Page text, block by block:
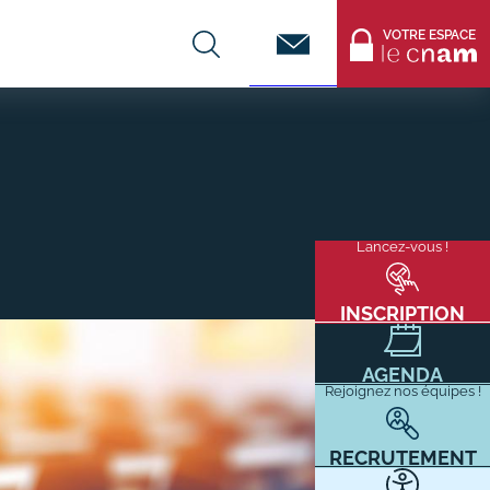
Menu
flottant
Lancez-vous !
INSCRIPTION
AGENDA
Rejoignez nos équipes !
RECRUTEMENT
VOTRE ESPACE
Infos enseignants
Être enseignant au Cnam
Infos partenaires
Liste des partenaires